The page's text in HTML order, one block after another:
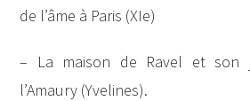
de l’âme à Paris (XIe)
– La maison de Ravel et son
l’Amaury (Yvelines).